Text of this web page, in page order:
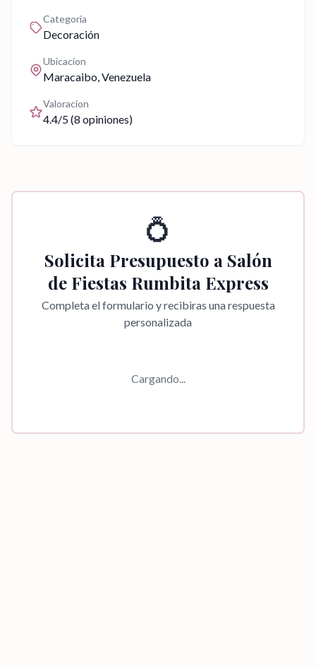
Categoria
Decoración
Ubicacion
Maracaibo, Venezuela
Valoracion
4.4/5 (8 opiniones)
💍
Solicita Presupuesto a Salón
de Fiestas Rumbita Express
Completa el formulario y recibiras una respuesta
personalizada
Cargando...